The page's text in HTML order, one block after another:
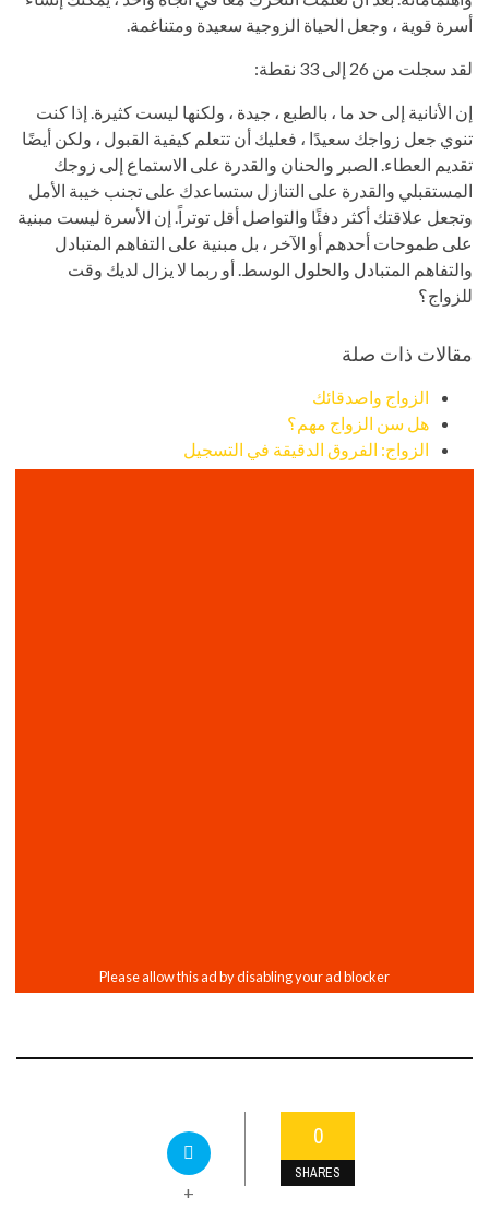
أسرة قوية ، وجعل الحياة الزوجية سعيدة ومتناغمة.
لقد سجلت من 26 إلى 33 نقطة:
إن الأنانية إلى حد ما ، بالطبع ، جيدة ، ولكنها ليست كثيرة. إذا كنت
تنوي جعل زواجك سعيدًا ، فعليك أن تتعلم كيفية القبول ، ولكن أيضًا
تقديم العطاء. الصبر والحنان والقدرة على الاستماع إلى زوجك
المستقبلي والقدرة على التنازل ستساعدك على تجنب خيبة الأمل
وتجعل علاقتك أكثر دفئًا والتواصل أقل توتراً. إن الأسرة ليست مبنية
على طموحات أحدهم أو الآخر ، بل مبنية على التفاهم المتبادل
والتفاهم المتبادل والحلول الوسط. أو ربما لا يزال لديك وقت
للزواج؟
مقالات ذات صلة
الزواج واصدقائك
هل سن الزواج مهم؟
الزواج: الفروق الدقيقة في التسجيل
0
SHARES
+